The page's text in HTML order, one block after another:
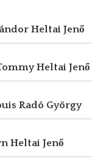
Heltai Jenő
Heltai Jenő
Radó György
Heltai Jenő